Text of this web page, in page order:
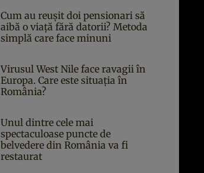
Cum au reușit doi pensionari să
aibă o viață fără datorii? Metoda
simplă care face minuni
Virusul West Nile face ravagii în
Europa. Care este situația în
România?
Unul dintre cele mai
spectaculoase puncte de
belvedere din România va fi
restaurat